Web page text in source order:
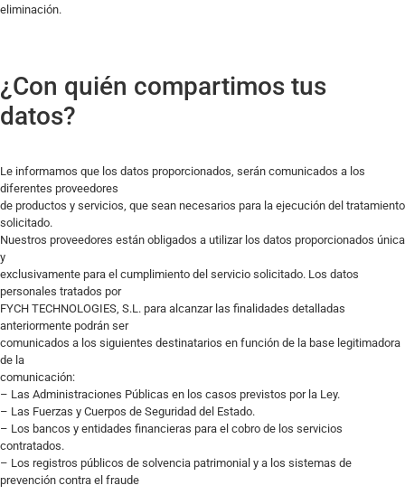
eliminación.
¿Con quién compartimos tus
datos?
Le informamos que los datos proporcionados, serán comunicados a los
diferentes proveedores
de productos y servicios, que sean necesarios para la ejecución del tratamiento
solicitado.
Nuestros proveedores están obligados a utilizar los datos proporcionados única
y
exclusivamente para el cumplimiento del servicio solicitado. Los datos
personales tratados por
FYCH TECHNOLOGIES, S.L. para alcanzar las finalidades detalladas
anteriormente podrán ser
comunicados a los siguientes destinatarios en función de la base legitimadora
de la
comunicación:
– Las Administraciones Públicas en los casos previstos por la Ley.
– Las Fuerzas y Cuerpos de Seguridad del Estado.
– Los bancos y entidades financieras para el cobro de los servicios
contratados.
– Los registros públicos de solvencia patrimonial y a los sistemas de
prevención contra el fraude